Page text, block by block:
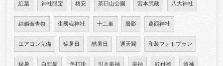
紅葉 神社限定 格安 茶臼山公園 宮本武蔵 八大神社
結婚奉告祭 生國魂神社 十二単 撮影 葛西神社
エアコン完備 猛暑日 酷暑日 通天閣 和装フォトプラン
猛暑 白無垢 色打掛 引き振袖 振袖 紋付袴 留袖